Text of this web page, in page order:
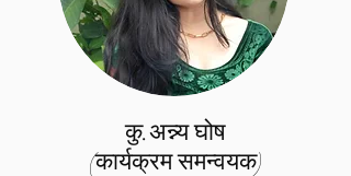
कु.अन्न्य घोष
(कार्यक्रम समन्वयक)